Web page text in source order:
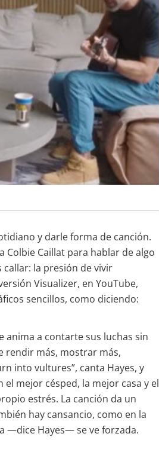
y darle forma de canción.
Colbie Caillat para hablar de algo
la presión de vivir
Visualizer, en YouTube,
sencillos, como diciendo:
anima a contarte sus luchas sin
rendir más, mostrar más,
into vultures”, canta Hayes, y
mejor césped, la mejor casa y el
estrés. La canción da un
hay cansancio, como en la
—dice Hayes— se ve forzada.